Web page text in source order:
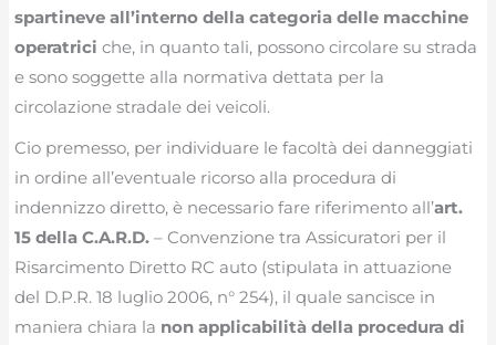
spartineve all’interno della categoria delle macchine
operatrici che, in quanto tali, possono circolare su strada
e sono soggette alla normativa dettata per la
circolazione stradale dei veicoli.
Cio premesso, per individuare le facoltà dei danneggiati
in ordine all’eventuale ricorso alla procedura di
indennizzo diretto, è necessario fare riferimento all’art.
15 della C.A.R.D. – Convenzione tra Assicuratori per il
Risarcimento Diretto RC auto (stipulata in attuazione
del D.P.R. 18 luglio 2006, n° 254), il quale sancisce in
maniera chiara la non applicabilità della procedura di